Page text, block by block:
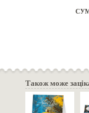
Також може